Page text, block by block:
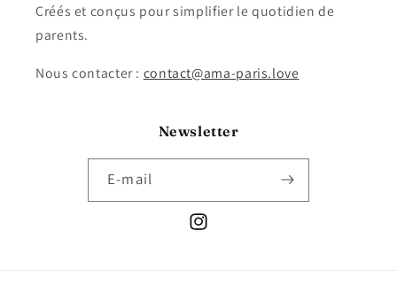
Créés et conçus pour simplifier le quotidien de
parents.
Nous contacter : contact@ama-paris.love
Newsletter
E-mail
Instagram